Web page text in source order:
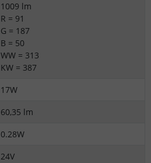
1009 lm
R = 91
G = 187
B = 50
WW = 313
KW = 387
17W
60,35 lm
0.28W
24V